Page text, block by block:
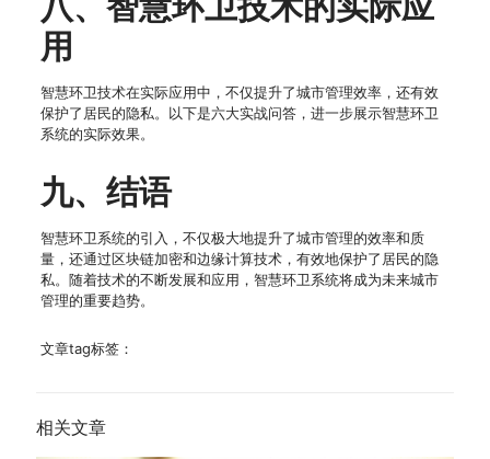
用
智慧环卫技术在实际应用中，不仅提升了城市管理效率，还有效
保护了居民的隐私。以下是六大实战问答，进一步展示智慧环卫
系统的实际效果。
九、结语
智慧环卫系统的引入，不仅极大地提升了城市管理的效率和质
量，还通过区块链加密和边缘计算技术，有效地保护了居民的隐
私。随着技术的不断发展和应用，智慧环卫系统将成为未来城市
管理的重要趋势。
文章tag标签：
相关文章